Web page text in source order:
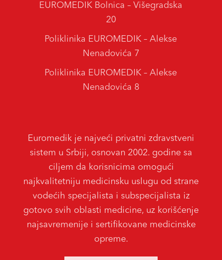
Euromedik je najveći privatni zdravstveni
sistem u Srbiji, osnovan 2002. godine sa
ciljem da korisnicima omogući
najkvalitetniju medicinsku uslugu od strane
vodećih specijalista i subspecijalista iz
gotovo svih oblasti medicine, uz korišćenje
najsavremenije i sertifikovane medicinske
opreme.
EUROMEDIK Bolnica – Višegradska
20
Poliklinika EUROMEDIK – Alekse
Nenadovića 7
Poliklinika EUROMEDIK – Alekse
Nenadovića 8